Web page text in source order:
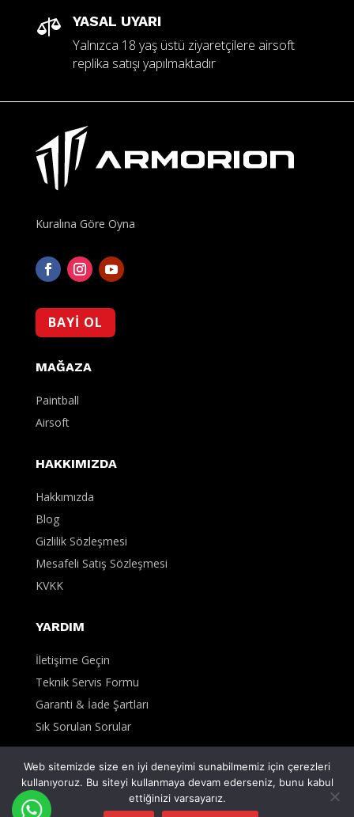
 YASAL UYARI
Yalnızca 18 yaş üstü ziyaretçilere airsoft
replika satışı yapılmaktadır
Kuralına Göre Oyna
BAYİ OL
MAĞAZA
Paintball
Airsoft
HAKKIMIZDA
Hakkımızda
Blog
Gizlilik Sözleşmesi
Mesafeli Satış Sözleşmesi
KVKK
YARDIM
İletişime Geçin
Teknik Servis Formu
Garanti & İade Şartları
Sık Sorulan Sorular
0
Web sitemizde size en iyi deneyimi sunabilmemiz için çerezleri
kullanıyoruz. Bu siteyi kullanmaya devam ederseniz, bunu kabul
ettiğinizi varsayarız.